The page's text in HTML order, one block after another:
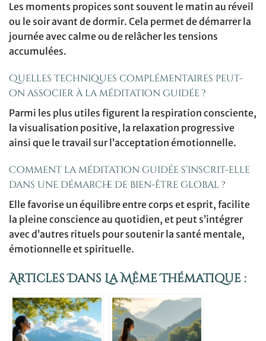
Les moments propices sont souvent le matin au réveil
ou le soir avant de dormir. Cela permet de démarrer la
journée avec calme ou de relâcher les tensions
accumulées.
Quelles techniques complémentaires peut-
on associer à la méditation guidée ?
Parmi les plus utiles figurent la respiration consciente,
la visualisation positive, la relaxation progressive
ainsi que le travail sur l’acceptation émotionnelle.
Comment la méditation guidée s’inscrit-elle
dans une démarche de bien-être global ?
Elle favorise un équilibre entre corps et esprit, facilite
la pleine conscience au quotidien, et peut s’intégrer
avec d’autres rituels pour soutenir la santé mentale,
émotionnelle et spirituelle.
Articles Dans La Même Thématique :